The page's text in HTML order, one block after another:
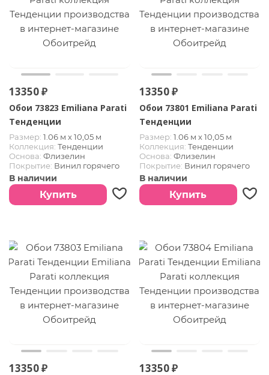
13350 ₽
Обои 73823 Emiliana Parati
Тенденции
Размер: 1.06 м х 10,05 м
Коллекция: Тенденции
Основа: Флизелин
Покрытие: Винил горячего
тиснения
В наличии
Купить
13350 ₽
Обои 73801 Emiliana Parati
Тенденции
Размер: 1.06 м х 10,05 м
Коллекция: Тенденции
Основа: Флизелин
Покрытие: Винил горячего
тиснения
В наличии
Купить
13350 ₽ 13350 ₽